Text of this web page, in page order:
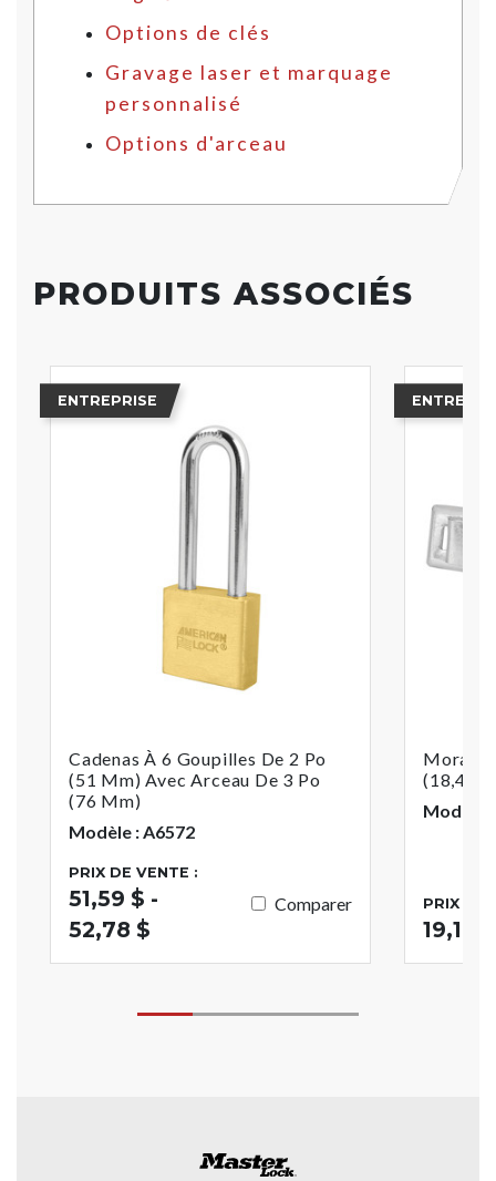
Options de clés
Gravage laser et marquage
personnalisé
Options d'arceau
PRODUITS ASSOCIÉS
ENTREPRISE
Cadenas À 6 Goupilles De 2 Po
(51 Mm) Avec Arceau De 3 Po
(76 Mm)
Modèle : A6572
PRIX DE VENTE :
51,59 $ -
52,78 $
Comparer
(18,4
Modèle
PRIX DE
19,17 $